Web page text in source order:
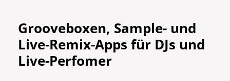
Grooveboxen, Sample- und
Live-Remix-Apps für DJs und
Live-Perfomer